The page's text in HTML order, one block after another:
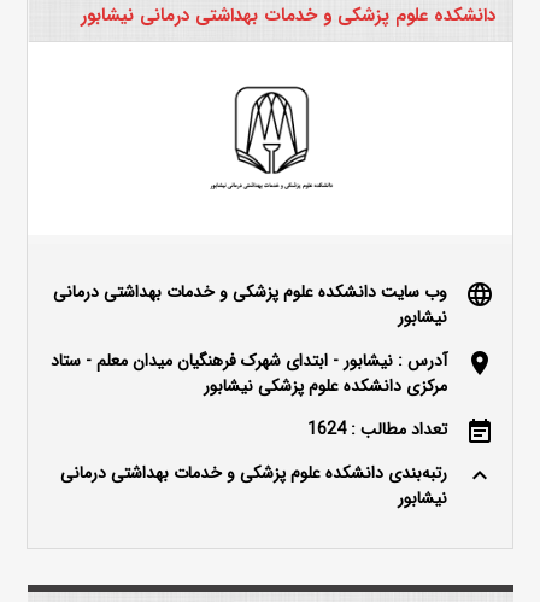
دانشکده علوم پزشکی و خدمات بهداشتی درمانی نیشابور
language
وب سایت دانشکده علوم پزشکی و خدمات بهداشتی درمانی
نیشابور
location_on
آدرس : نیشابور - ابتدای شهرک فرهنگیان میدان معلم - ستاد
مرکزی دانشکده علوم پزشکی نیشابور
event_note تعداد مطالب : 1624
keyboard_arrow_up
رتبه‌بندی دانشکده علوم پزشکی و خدمات بهداشتی درمانی
نیشابور